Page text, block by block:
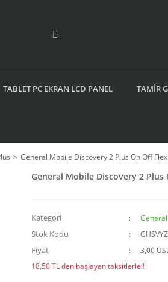
TABLET PC EKRAN LCD PANEL TAMİR
General Mobile Discovery 2 Plus On Off Flex
General Mobile Discovery 2 Plus
Kategori
Stok Kodu
Fiyat
3,00
18,50 TL den başlayan taksitlerle!!